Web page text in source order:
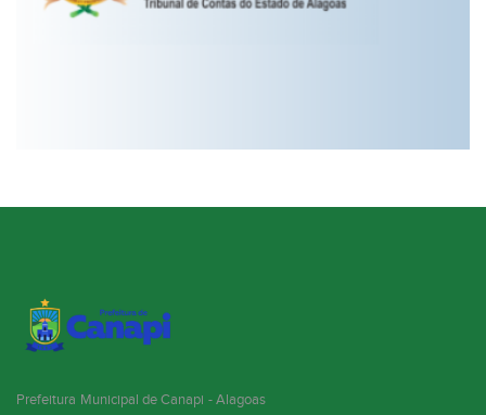
Prefeitura Municipal de Canapi - Alagoas